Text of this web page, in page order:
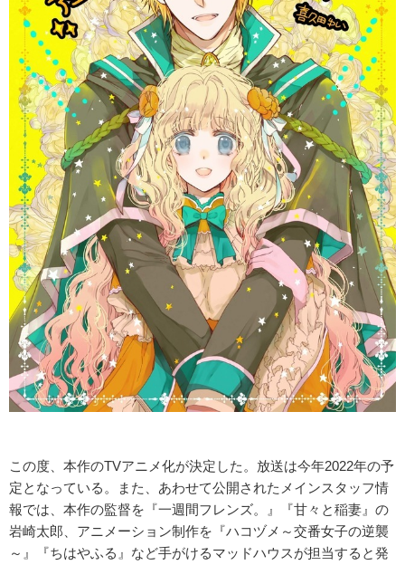
この度、本作のTVアニメ化が決定した。放送は今年2022年の予
定となっている。また、あわせて公開されたメインスタッフ情
報では、本作の監督を『一週間フレンズ。』『甘々と稲妻』の
岩崎太郎、アニメーション制作を『ハコヅメ～交番女子の逆襲
～』『ちはやふる』など手がけるマッドハウスが担当すると発